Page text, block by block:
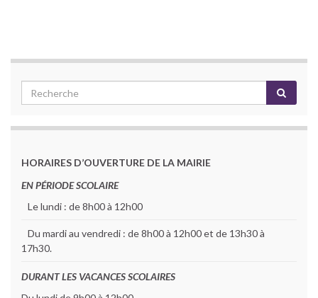
HORAIRES D’OUVERTURE DE LA MAIRIE
EN PÉRIODE SCOLAIRE
Le lundi : de 8h00 à 12h00
Du mardi au vendredi : de 8h00 à 12h00 et de 13h30 à
17h30.
DURANT LES VACANCES SCOLAIRES